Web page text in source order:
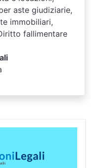
aste giudiziarie,
immobiliari,
fallimentare